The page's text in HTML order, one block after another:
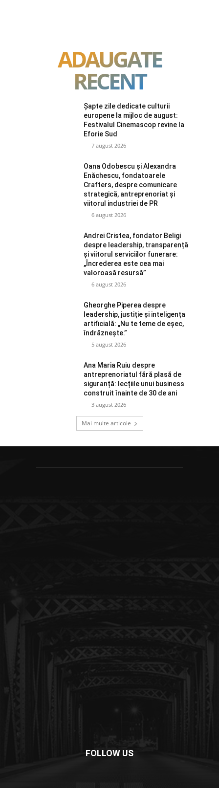
ADAUGATE
RECENT
Șapte zile dedicate culturii
europene la mijloc de august:
Festivalul Cinemascop revine la
Eforie Sud
7 august 2026
Oana Odobescu și Alexandra
Enăchescu, fondatoarele
Crafters, despre comunicare
strategică, antreprenoriat și
viitorul industriei de PR
6 august 2026
Andrei Cristea, fondator Beligi
despre leadership, transparență
și viitorul serviciilor funerare:
„Încrederea este cea mai
valoroasă resursă”
6 august 2026
Gheorghe Piperea despre
leadership, justiție și inteligența
artificială: „Nu te teme de eșec,
îndrăznește.”
5 august 2026
Ana Maria Ruiu despre
antreprenoriatul fără plasă de
siguranță: lecțiile unui business
construit înainte de 30 de ani
3 august 2026
Mai multe articole
FOLLOW US